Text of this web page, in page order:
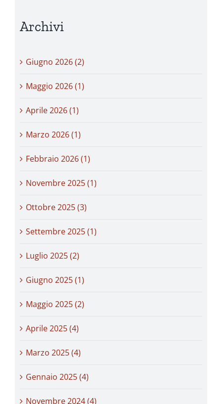
Archivi
Giugno 2026 (2)
Maggio 2026 (1)
Aprile 2026 (1)
Marzo 2026 (1)
Febbraio 2026 (1)
Novembre 2025 (1)
Ottobre 2025 (3)
Settembre 2025 (1)
Luglio 2025 (2)
Giugno 2025 (1)
Maggio 2025 (2)
Aprile 2025 (4)
Marzo 2025 (4)
Gennaio 2025 (4)
Novembre 2024 (4)